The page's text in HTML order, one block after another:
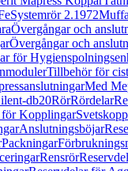
Systemrör 2.1972
Övergångar och
Övergångar och
för
Tillbehör för
Med
db20RörRördelar
för Kopplingar
Anslutningsböjar
Packningar
Rensrör